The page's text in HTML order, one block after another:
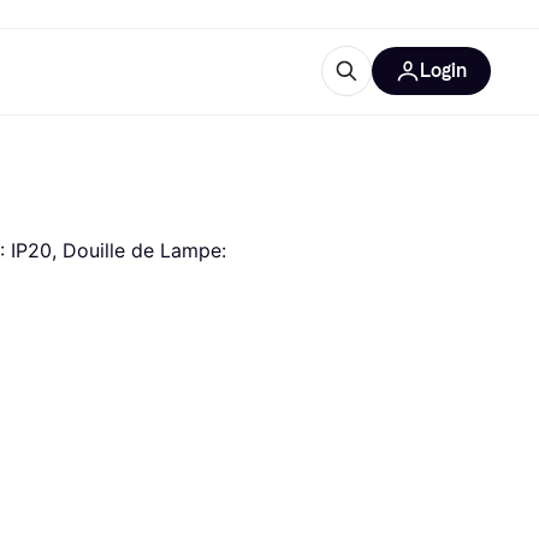
Login
IP20, Douille de Lampe: